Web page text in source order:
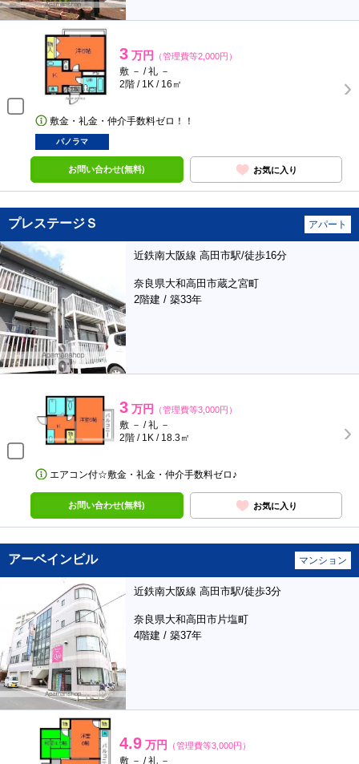
3 万円 （管理費等2,000円）
敷 － / 礼 －
2階 / 1K / 16㎡
敷金・礼金・仲介手数料ゼロ！！
パノラマ
お問い合わせ(無料) お気に入り
プレステージＳ アパート
近鉄南大阪線 高田市駅/徒歩16分
奈良県大和高田市蔵之宮町
2階建 / 築33年
3 万円 （管理費等3,000円）
敷 － / 礼 －
2階 / 1K / 18.3㎡
エアコン付☆敷金・礼金・仲介手数料ゼロ♪
お問い合わせ(無料) お気に入り
アーベインビル マンション
近鉄南大阪線 高田市駅/徒歩3分
奈良県大和高田市片塩町
4階建 / 築37年
4.9 万円 （管理費等3,000円）
敷 － / 礼 －